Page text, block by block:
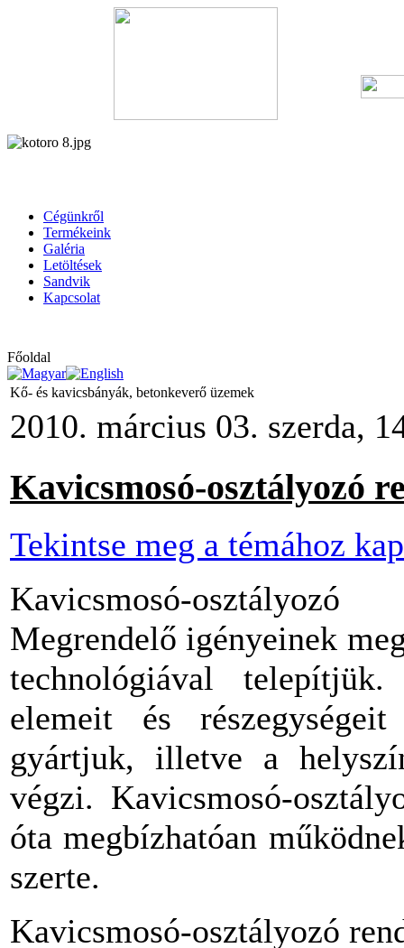
Cégünkről
Termékeink
Galéria
Letöltések
Sandvik
Kapcsolat
Főoldal
Kő- és kavicsbányák, betonkeverő üzemek
2010. március 03. szerda,
Kavicsmosó-osztályozó
Tekintse meg a témához
Kavicsmosó-
Megrendelő igényeinek
technológiával telepítjük.
elemeit és
gyártjuk, illetve a
végzi. Kavicsmosó-
óta megbízhatóan
szerte.
Kavicsmosó-osztályozó